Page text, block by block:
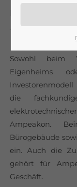
Sowohl beim
Eigenheims
die
Ampeakon.
Bürogebäude
ein. Auch die
gehört für
Geschäft.